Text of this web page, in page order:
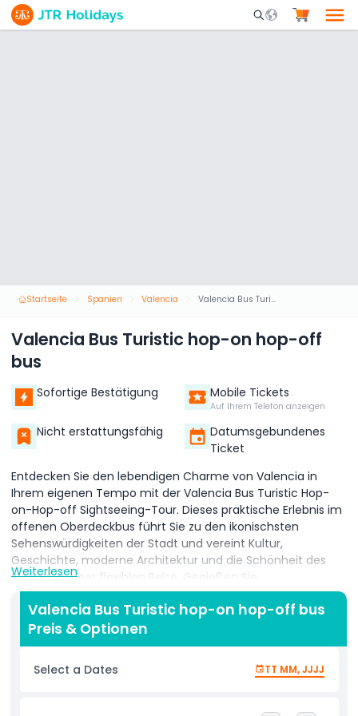
Mobile Search
Startseite Spanien Valencia Valencia Bus Turistic hop-on hop-off bus
Valencia Bus Turistic hop-on hop-off
bus
Sofortige Bestätigung Mobile Tickets
Auf Ihrem Telefon anzeigen
Nicht erstattungsfähig
Datumsgebundenes
Ticket
Entdecken Sie den lebendigen Charme von Valencia in
Ihrem eigenen Tempo mit der Valencia Bus Turistic Hop-
on-Hop-off Sightseeing-Tour. Dieses praktische Erlebnis im
offenen Oberdeckbus führt Sie zu den ikonischsten
Sehenswürdigkeiten der Stadt und vereint Kultur,
Geschichte, moderne Architektur und die Schönheit des
Meeres in einer flexiblen Reise. Genießen Sie
Panoramablicke und informative mehrsprachige
Audiokommentare, während Sie auf sorgfältig gestalteten
Routen unterwegs sind, die wichtige Attraktionen wie die
historische Altstadt, die futuristische Ciudad de las Artes y
las Ciencias, die Kathedrale von Valencia, den Zentralmarkt
und die wunderschöne Mittelmeerküste verbinden. Mit
Gültigkeit Ihres Tickets können Sie jede Haltestelle nach
Weiterlesen
Valencia Bus Turistic hop-on hop-off bus
Preis & Optionen
Select a Dates TT MM, JJJJ